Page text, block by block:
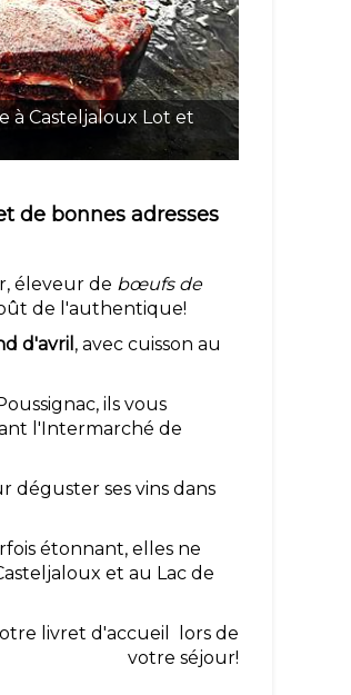
à Casteljaloux Lot et
Gîtes,
de bonnes adresses
éleveur de bœufs de
de l'authentique!
d'avril , avec cuisson au
ils vous
l'Intermarché de
déguster ses vins dans
étonnant, elles ne
et au Lac de
livret d'accueil lors de
votre séjour!